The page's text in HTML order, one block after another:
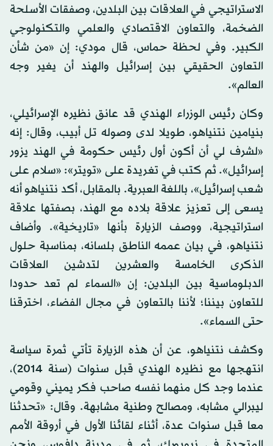
الاستراتيجي في العلاقات بين البلدين، وصفقات الأسلحة
الضخمة، والتعاون الاقتصادي والعلمي والتكنولوجي
الكبير. وفي لحظة حماس، قال مودي: إن «من شأن
التعاون الحقيقي بين إسرائيل والهند أن يغير وجه
العالم».
وكان رئيس الوزراء الهندي قد عانق نظيره الإسرائيلي،
بنيامين نتنياهو، طويلا لدى وصوله تل أبيب، وقال: إنه
«لشرف لي أن أكون أول رئيس حكومة في الهند يزور
إسرائيل». ثم كتب في تغريدة على «تويتر»: «سلام على
شعب إسرائيل»، باللغة العبرية. بالمقابل، أكد نتنياهو أنه
يسعى إلى تعزيز علاقة بلاده مع الهند، بصفتها علاقة
استراتيجية، ووصف الزيارة بأنها «تاريخية». وأضاف
نتنياهو، في بيان عممه الناطق بلسانه، بمناسبة حلول
الذكرى الخامسة والعشرين لتدشين العلاقات
الدبلوماسية بين البلدين: إن «السماء لم تعد حدودا
للتعاون بيننا؛ لأننا بالتعاون في مجال الفضاء، اخترقنا
حتى السماء».
وكشف نتنياهو، عن أن هذه الزيارة تأتي ثمرة سياسة
انتهجها مع نظيره الهندي قبل سنوات (سنة 2014)،
عندما وجد كل منهما نفسه صاحب فكر يميني وقومي
ليبرالي مشابه، ومصالح وطنية مشابهة. وقال: «تحدثنا
معا قبل سنوات عدة، أثناء لقائنا الأول في أروقة الأمم